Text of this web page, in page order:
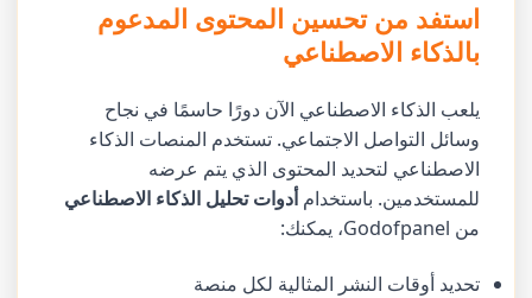
استفد من تحسين المحتوى المدعوم
بالذكاء الاصطناعي
يلعب الذكاء الاصطناعي الآن دورًا حاسمًا في نجاح
وسائل التواصل الاجتماعي. تستخدم المنصات الذكاء
الاصطناعي لتحديد المحتوى الذي يتم عرضه
للمستخدمين. باستخدامأدوات تحليل الذكاء الاصطناعي
من Godofpanel، يمكنك:
تحديد أوقات النشر المثالية لكل منصة